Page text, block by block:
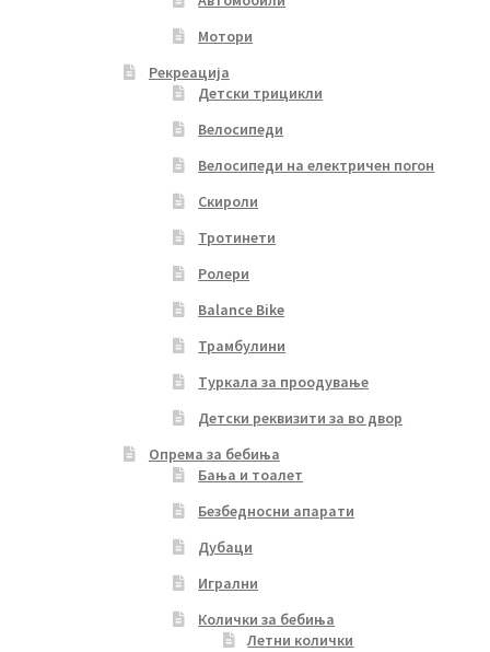
Мотори
Рекреација
Детски трицикли
Велосипеди
Велосипеди на електричен погон
Скироли
Тротинети
Ролери
Balance Bike
Трамбулини
Туркала за проодување
Детски реквизити за во двор
Опрема за бебиња
Бања и тоалет
Безбедносни апарати
Дубаци
Игрални
Колички за бебиња
Летни колички